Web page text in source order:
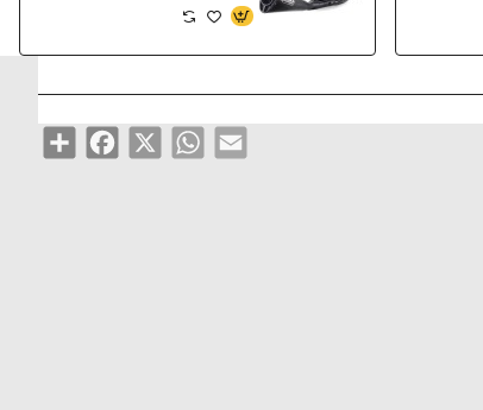
Share
Facebook X
WhatsApp Email